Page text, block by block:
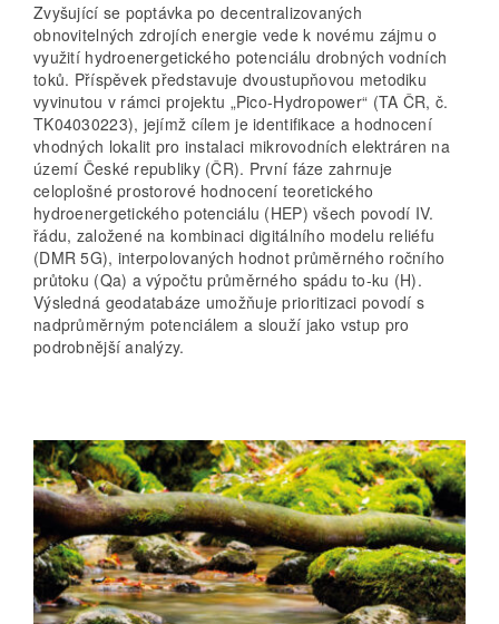
Zvyšující se poptávka po decentralizovaných
obnovitelných zdrojích energie vede k novému zájmu o
využití hydroenergetického potenciálu drobných vodních
toků. Příspěvek představuje dvoustupňovou metodiku
vyvinutou v rámci projektu „Pico-Hydropower“ (TA ČR, č.
TK04030223), jejímž cílem je identifikace a hodnocení
vhodných lokalit pro instalaci mikrovodních elektráren na
území České republiky (ČR). První fáze zahrnuje
celoplošné prostorové hodnocení teoretického
hydroenergetického potenciálu (HEP) všech povodí IV.
řádu, založené na kombinaci digitálního modelu reliéfu
(DMR 5G), interpolovaných hodnot průměrného ročního
průtoku (Qa) a výpočtu průměrného spádu to-ku (H).
Výsledná geodatabáze umožňuje prioritizaci povodí s
nadprůměrným potenciálem a slouží jako vstup pro
podrobnější analýzy.